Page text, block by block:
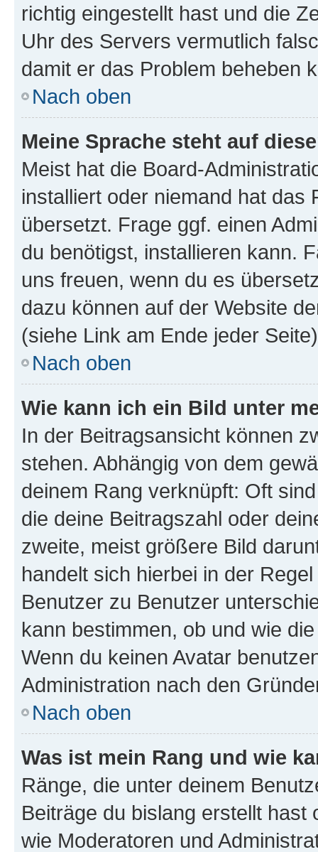
richtig eingestellt hast und die
Uhr des Servers vermutlich
damit er das Problem beheben
Nach oben
Meine Sprache steht auf
Meist hat die Board-
installiert oder niemand hat das
übersetzt. Frage ggf. einen
du benötigst, installieren kann.
uns freuen, wenn du es
dazu können auf der Website
(siehe Link am Ende jeder
Nach oben
Wie kann ich ein Bild unter
In der Beitragsansicht können
stehen. Abhängig von dem
deinem Rang verknüpft: Oft
die deine Beitragszahl oder
zweite, meist größere Bild
handelt sich hierbei in der
Benutzer zu Benutzer
kann bestimmen, ob und wie
Wenn du keinen Avatar
Administration nach den
Nach oben
Was ist mein Rang und wie
Ränge, die unter deinem
Beiträge du bislang erstellt
wie Moderatoren und